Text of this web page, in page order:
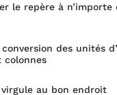
le repère à n’importe
des unités
colonnes
virgule au bon endroit